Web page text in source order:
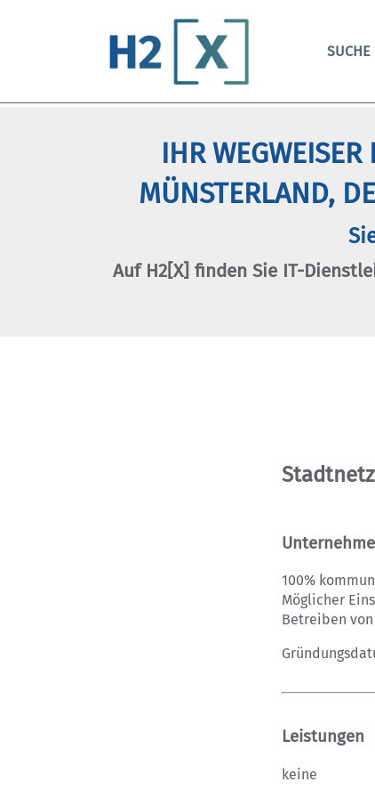
SUCHE
IHR
MÜNSTERLAND,
Auf H2[X] finden Sie IT-
100%
Möglicher
Betreiben
Leistungen
keine